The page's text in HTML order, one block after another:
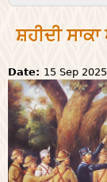
ਸ਼ਹੀਦੀ
Date: 15 Sep 2025